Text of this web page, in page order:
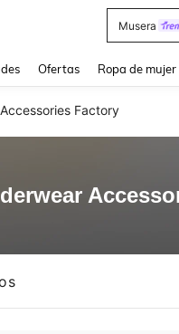
Musera
Ofertas Ropa de mujer
Factory